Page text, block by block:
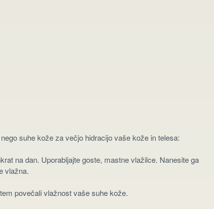
suhe kože za večjo hidracijo vaše kože in telesa:
na dan. Uporabljajte goste, mastne vlažilce. Nanesite ga
vlažna.
povečali vlažnost vaše suhe kože.